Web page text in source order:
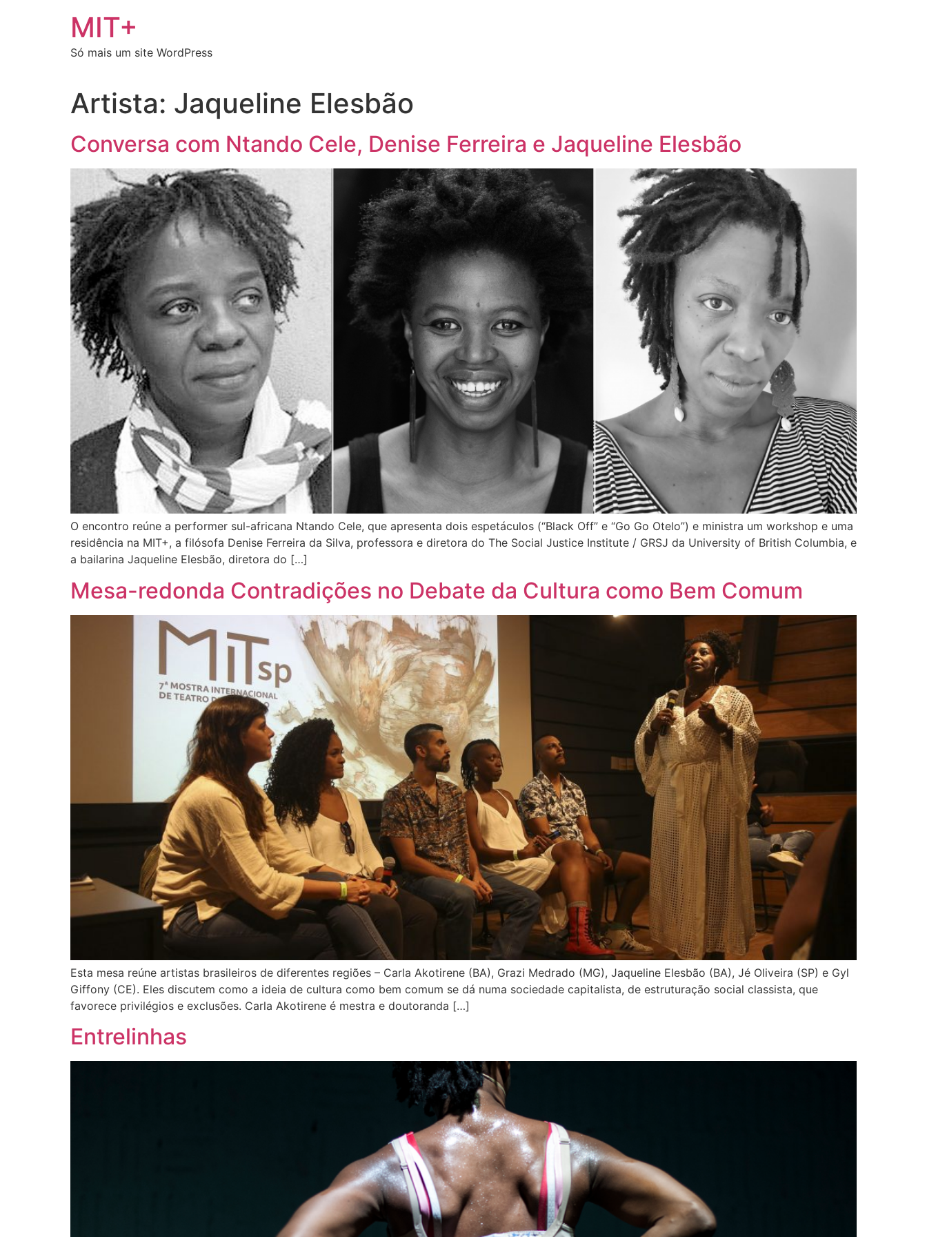
MIT+
Só mais um site WordPress
Artista: Jaqueline Elesbão
Conversa com Ntando Cele, Denise Ferreira e Jaqueline Elesbão
O encontro reúne a performer sul-africana Ntando Cele, que apresenta dois espetáculos (“Black Off” e “Go Go Otelo”) e ministra um workshop e uma
residência na MIT+, a filósofa Denise Ferreira da Silva, professora e diretora do The Social Justice Institute / GRSJ da University of British Columbia, e
a bailarina Jaqueline Elesbão, diretora do […]
Mesa-redonda Contradições no Debate da Cultura como Bem Comum
Esta mesa reúne artistas brasileiros de diferentes regiões – Carla Akotirene (BA), Grazi Medrado (MG), Jaqueline Elesbão (BA), Jé Oliveira (SP) e Gyl
Giffony (CE). Eles discutem como a ideia de cultura como bem comum se dá numa sociedade capitalista, de estruturação social classista, que
favorece privilégios e exclusões. Carla Akotirene é mestra e doutoranda […]
Entrelinhas